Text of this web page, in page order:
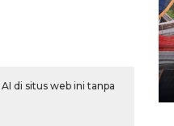
di situs web ini tanpa